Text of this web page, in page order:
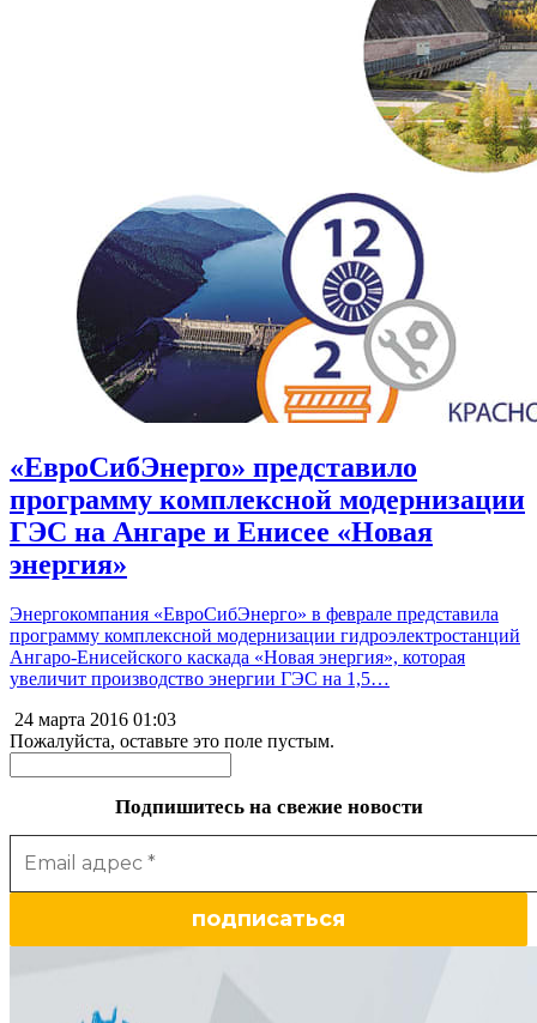
«ЕвроСибЭнерго» представило
программу комплексной модернизации
ГЭС на Ангаре и Енисее «Новая
энергия»
Энергокомпания «ЕвроСибЭнерго» в феврале представила
программу комплексной модернизации гидроэлектростанций
Ангаро-Енисейского каскада «Новая энергия», которая
увеличит производство энергии ГЭС на 1,5…
24 марта 2016 01:03
Пожалуйста, оставьте это поле пустым.
Подпишитесь на свежие новости